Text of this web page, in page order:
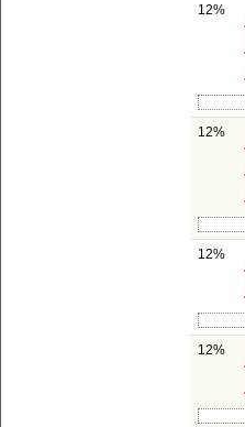
12%
12%
12%
12%